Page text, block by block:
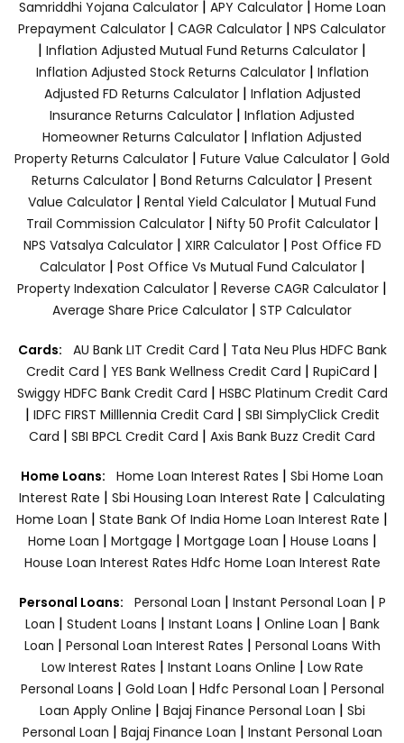
Samriddhi Yojana Calculator| APY Calculator| Home Loan
Prepayment Calculator | CAGR Calculator | NPS Calculator
| Inflation Adjusted Mutual Fund Returns Calculator |
Inflation Adjusted Stock Returns Calculator| Inflation
Adjusted FD Returns Calculator| Inflation Adjusted
Insurance Returns Calculator | Inflation Adjusted
Homeowner Returns Calculator | Inflation Adjusted
Property Returns Calculator | Future Value Calculator | Gold
Returns Calculator | Bond Returns Calculator | Present
Value Calculator | Rental Yield Calculator | Mutual Fund
Trail Commission Calculator| Nifty 50 Profit Calculator|
NPS Vatsalya Calculator| XIRR Calculator| Post Office FD
Calculator| Post Office Vs Mutual Fund Calculator|
Property Indexation Calculator | Reverse CAGR Calculator |
Average Share Price Calculator | STP Calculator
Cards: AU Bank LIT Credit Card | Tata Neu Plus HDFC Bank
Credit Card | YES Bank Wellness Credit Card | RupiCard |
Swiggy HDFC Bank Credit Card | HSBC Platinum Credit Card
| IDFC FIRST Milllennia Credit Card | SBI SimplyClick Credit
Card | SBI BPCL Credit Card | Axis Bank Buzz Credit Card
Home Loans: Home Loan Interest Rates | Sbi Home Loan
Interest Rate | Sbi Housing Loan Interest Rate | Calculating
Home Loan | State Bank Of India Home Loan Interest Rate |
Home Loan | Mortgage | Mortgage Loan | House Loans |
House Loan Interest Rates Hdfc Home Loan Interest Rate
Personal Loans: Personal Loan | Instant Personal Loan | P
Loan | Student Loans | Instant Loans | Online Loan | Bank
Loan | Personal Loan Interest Rates | Personal Loans With
Low Interest Rates | Instant Loans Online | Low Rate
Personal Loans | Gold Loan | Hdfc Personal Loan | Personal
Loan Apply Online | Bajaj Finance Personal Loan | Sbi
Personal Loan | Bajaj Finance Loan | Instant Personal Loan